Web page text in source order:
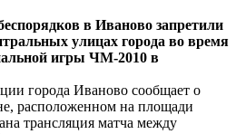
в Иваново запретили
улицах города во время
игры ЧМ-2010 в
города Иваново сообщает о
расположенном на площади
трансляция матча между